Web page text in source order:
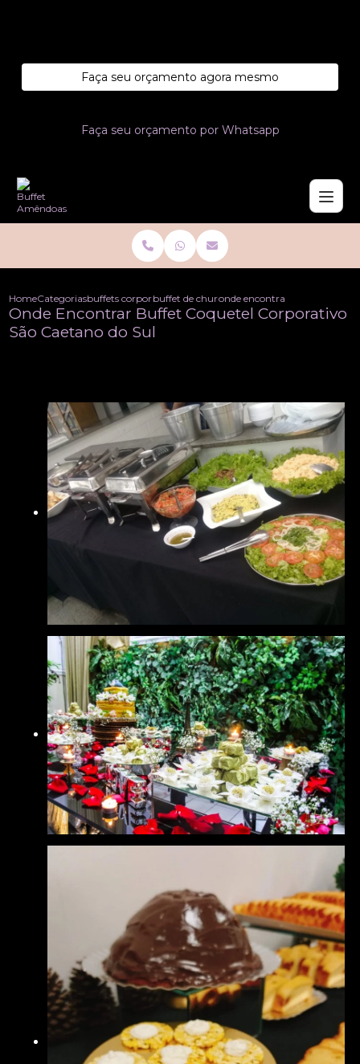
Faça seu orçamento agora mesmo
Faça seu orçamento por Whatsapp
HomeCategoriasbuffets corporativobuffet de churrasco corporativo
onde encontrar buffet
Onde Encontrar Buffet Coquetel Corporativo
São Caetano do Sul